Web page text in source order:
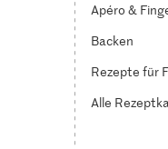
Apéro &
Backen
Rezepte für
Alle